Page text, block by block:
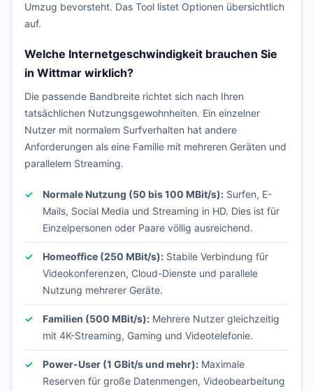
Umzug bevorsteht. Das Tool listet Optionen übersichtlich
auf.
Welche Internetgeschwindigkeit brauchen Sie
in Wittmar wirklich?
Die passende Bandbreite richtet sich nach Ihren
tatsächlichen Nutzungsgewohnheiten. Ein einzelner
Nutzer mit normalem Surfverhalten hat andere
Anforderungen als eine Familie mit mehreren Geräten und
parallelem Streaming.
Normale Nutzung (50 bis 100 MBit/s): Surfen, E-
Mails, Social Media und Streaming in HD. Dies ist für
Einzelpersonen oder Paare völlig ausreichend.
Homeoffice (250 MBit/s): Stabile Verbindung für
Videokonferenzen, Cloud-Dienste und parallele
Nutzung mehrerer Geräte.
Familien (500 MBit/s): Mehrere Nutzer gleichzeitig
mit 4K-Streaming, Gaming und Videotelefonie.
Power-User (1 GBit/s und mehr): Maximale
Reserven für große Datenmengen, Videobearbeitung